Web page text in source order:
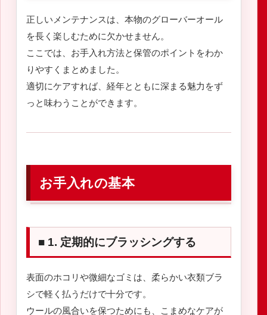
正しいメンテナンスは、本物のグローバーオール
を長く楽しむために欠かせません。
ここでは、お手入れ方法と保管のポイントをわか
りやすくまとめました。
適切にケアすれば、経年とともに深まる魅力をず
っと味わうことができます。
お手入れの基本
■ 1. 定期的にブラッシングする
表面のホコリや微細なゴミは、柔らかい衣類ブラ
シで軽く払うだけで十分です。
ウールの風合いを保つためにも、こまめなケアが